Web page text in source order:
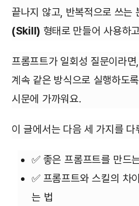
끝나지 않고, 반복적으로 쓰는
(Skill) 형태로 만들어 사용하
프롬프트가 일회성 질문이라
계속 같은 방식으로 실행하도
시문에 가까워요.
이 글에서는 다음 세 가지를 다
✅ 좋은 프롬프트를 만드
✅ 프롬프트와 스킬의 차
는 법